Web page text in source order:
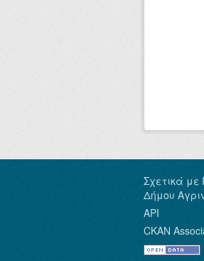
Σχετικά με
Δήμου
API
CKAN